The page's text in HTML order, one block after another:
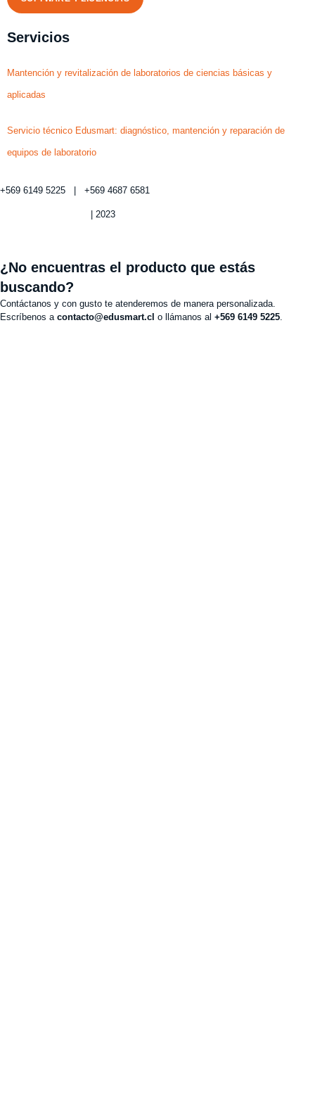
Servicios
Mantención y revitalización de laboratorios de ciencias básicas y
aplicadas
Servicio técnico Edusmart: diagnóstico, mantención y reparación de
equipos de laboratorio
+569 6149 5225 | +569 4687 6581
| 2023
¿No encuentras el producto que estás
buscando?
Contáctanos y con gusto te atenderemos de manera personalizada.
Escríbenos a contacto@edusmart.cl o llámanos al +569 6149 5225.